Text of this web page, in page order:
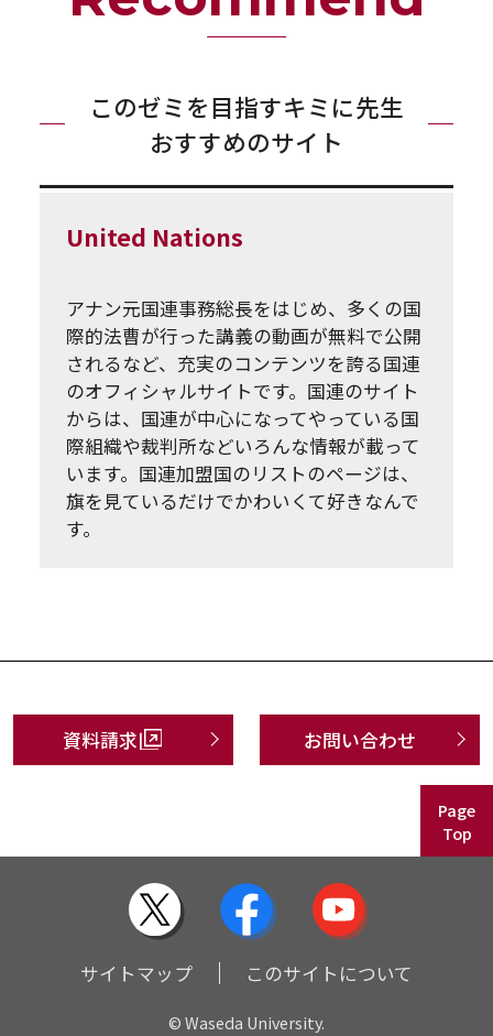
このゼミを目指すキミに先生
おすすめのサイト
United Nations
アナン元国連事務総長をはじめ、多くの国
際的法曹が行った講義の動画が無料で公開
されるなど、充実のコンテンツを誇る国連
のオフィシャルサイトです。国連のサイト
からは、国連が中心になってやっている国
際組織や裁判所などいろんな情報が載って
います。国連加盟国のリストのページは、
旗を見ているだけでかわいくて好きなんで
す。
資料請求 お問い合わせ
Page
Top
サイトマップ このサイトについて
© Waseda University.